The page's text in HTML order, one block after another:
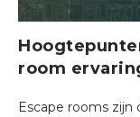
room
Escape rooms zijn